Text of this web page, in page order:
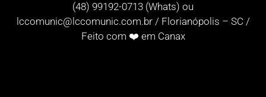
(48) 99192-0713 (Whats) ou
lccomunic@lccomunic.com.br/ Florianópolis – SC /
Feito com ❤️ em Canax